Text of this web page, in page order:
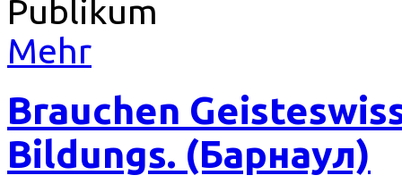
Publikum
Mehr
Brauchen
Bildungs. (Барнаул)